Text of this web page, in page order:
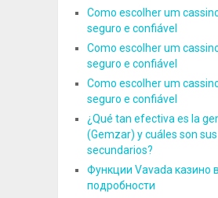
Como escolher um
seguro e confiável
Como escolher um
seguro e confiável
Como escolher um
seguro e confiável
¿Qué tan efectiva es la
(Gemzar) y cuáles son
secundarios?
Функции Vavada казино
подробности